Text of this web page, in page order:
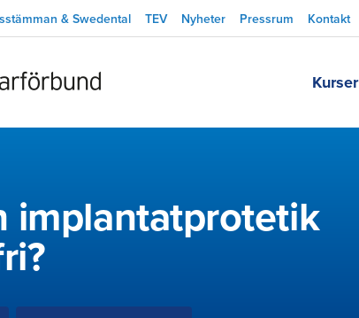
& Swedental TEV Nyheter Pressrum Kontakt
Kurser
implantatprotetik